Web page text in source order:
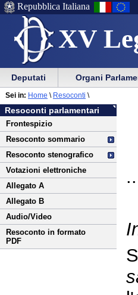
XV
Menu
di
ausilio
alla
navigazione
Vai
Menu
di
navigazione
principale
Repubblica Italiana
Menu
di
navigazione
principale
Vai
menu
di
sezione
Deputati Organi
Vai
al
contenuto
Resoconti parlamentari
Frontespizio
Resoconto sommario
Resoconto stenografico
Votazioni elettroniche
Allegato A
Allegato B
Audio/Video
Resoconto in formato
PDF
Sei in: Home \ Resoconti \